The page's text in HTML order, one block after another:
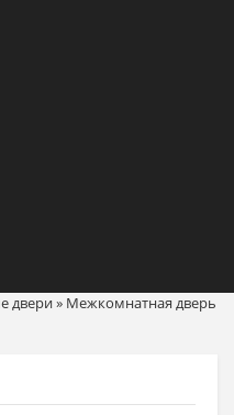
двери» Межкомнатная дверь